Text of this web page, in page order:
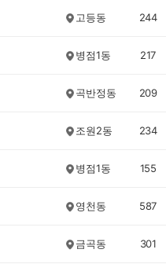
고등동 244
병점1동 217
곡반정동 209
조원2동 234
병점1동 155
영천동 587
금곡동 301